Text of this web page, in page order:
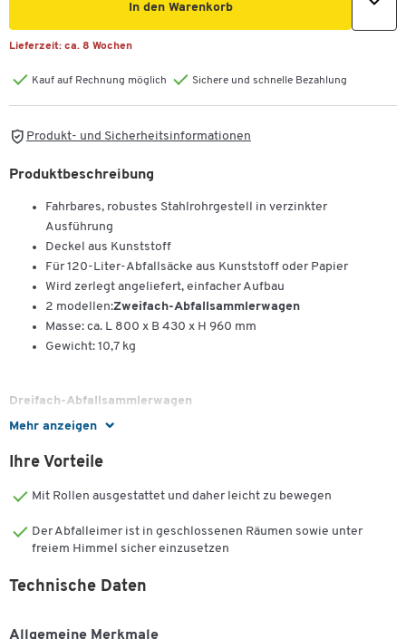
In den Warenkorb
Lieferzeit: ca. 8 Wochen
Kauf auf Rechnung möglich Sichere und schnelle Bezahlung
Produkt- und Sicherheitsinformationen
Mehr anzeigen
Produktbeschreibung
Fahrbares, robustes Stahlrohrgestell in verzinkter
Ausführung
Deckel aus Kunststoff
Für 120-Liter-Abfallsäcke aus Kunststoff oder Papier
Wird zerlegt angeliefert, einfacher Aufbau
2 modellen:Zweifach-Abfallsammlerwagen
Masse: ca. L 800 x B 430 x H 960 mm
Gewicht: 10,7 kg
Dreifach-Abfallsammlerwagen
Masse: L 1100 x B 400 x H 960 mm
Gewicht: 15,5 kg
Ihre Vorteile
Mit Rollen ausgestattet und daher leicht zu bewegen
Der Abfalleimer ist in geschlossenen Räumen sowie unter
freiem Himmel sicher einzusetzen
Technische Daten
Allgemeine Merkmale